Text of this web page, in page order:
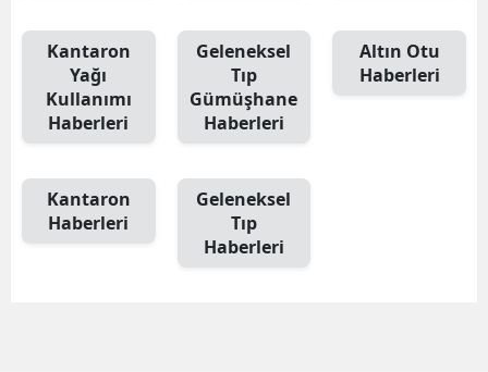
Hatay
Mersin
İstanbul
Kantaron
Yağı
Kullanımı
Haberleri
Geleneksel
Tıp
Gümüşhane
Haberleri
Altın Otu
Haberleri
Kantaron
Haberleri
Geleneksel
Tıp
Haberleri